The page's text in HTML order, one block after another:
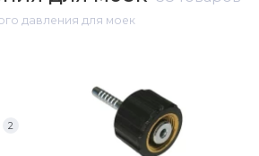
давления для моек
2